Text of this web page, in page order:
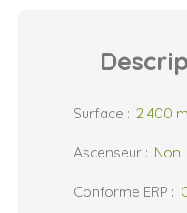
Surface : 2 400
Ascenseur : Non
Conforme ERP :